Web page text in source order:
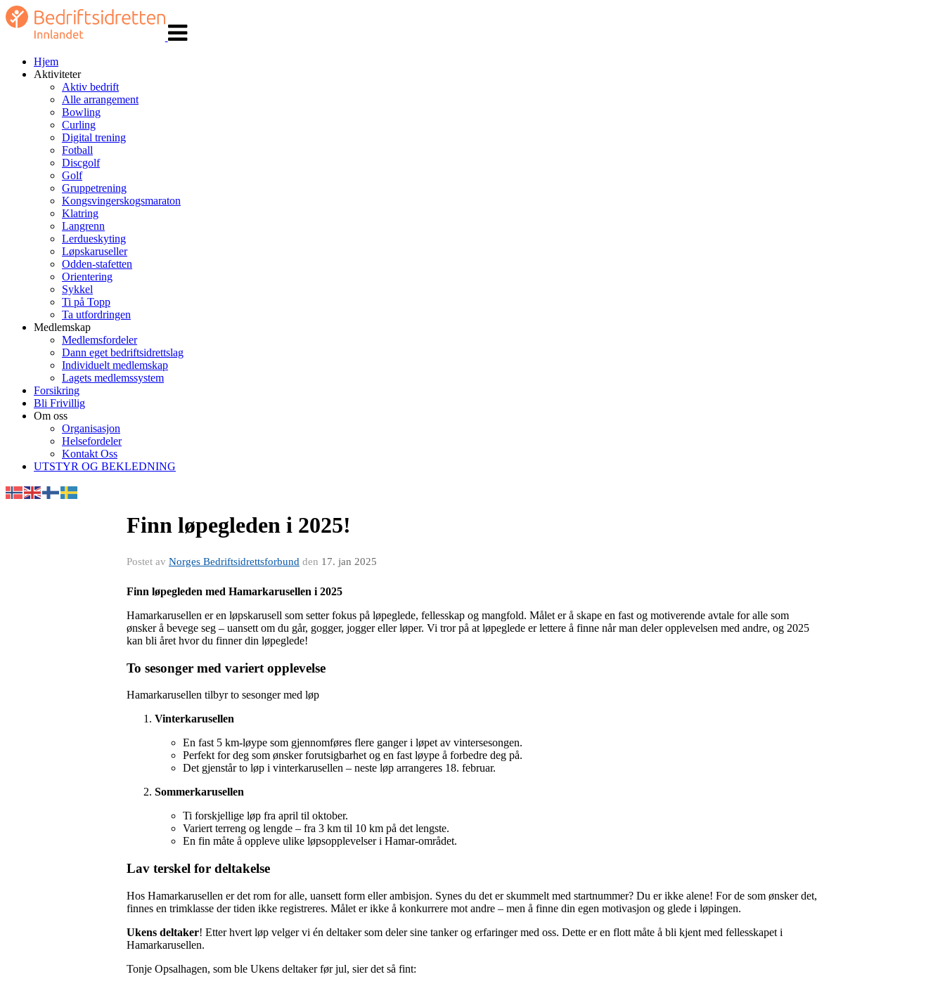
navigasjon
Hjem
Aktiviteter
Aktiv bedrift
Alle arrangement
Bowling
Curling
Digital trening
Fotball
Discgolf
Golf
Gruppetrening
Kongsvingerskogsmaraton
Klatring
Langrenn
Lerdueskyting
Løpskaruseller
Odden-stafetten
Orientering
Sykkel
Ti på Topp
Ta utfordringen
Medlemskap
Medlemsfordeler
Dann eget bedriftsidrettslag
Individuelt medlemskap
Lagets medlemssystem
Forsikring
Bli Frivillig
Om oss
Organisasjon
Helsefordeler
Kontakt Oss
UTSTYR OG BEKLEDNING
Finn løpegleden i 2025!
Postet av Norges Bedriftsidrettsforbund den 17. jan 2025
Finn løpegleden med Hamarkarusellen i 2025
Hamarkarusellen er en løpskarusell som setter fokus på løpeglede, fellesskap og mangfold. Målet er å skape en fast og motiverende avtale for alle som
ønsker å bevege seg – uansett om du går, gogger, jogger eller løper. Vi tror på at løpeglede er lettere å finne når man deler opplevelsen med andre, og 2025
kan bli året hvor du finner din løpeglede!
To sesonger med variert opplevelse
Hamarkarusellen tilbyr to sesonger med løp
Vinterkarusellen
En fast 5 km-løype som gjennomføres flere ganger i løpet av vintersesongen.
Perfekt for deg som ønsker forutsigbarhet og en fast løype å forbedre deg på.
Det gjenstår to løp i vinterkarusellen – neste løp arrangeres 18. februar.
Sommerkarusellen
Ti forskjellige løp fra april til oktober.
Variert terreng og lengde – fra 3 km til 10 km på det lengste.
En fin måte å oppleve ulike løpsopplevelser i Hamar-området.
Lav terskel for deltakelse
Hos Hamarkarusellen er det rom for alle, uansett form eller ambisjon. Synes du det er skummelt med startnummer? Du er ikke alene! For de som ønsker det,
finnes en trimklasse der tiden ikke registreres. Målet er ikke å konkurrere mot andre – men å finne din egen motivasjon og glede i løpingen.
Ukens deltaker! Etter hvert løp velger vi én deltaker som deler sine tanker og erfaringer med oss. Dette er en flott måte å bli kjent med fellesskapet i
Hamarkarusellen.
Tonje Opsalhagen, som ble Ukens deltaker før jul, sier det så fint: